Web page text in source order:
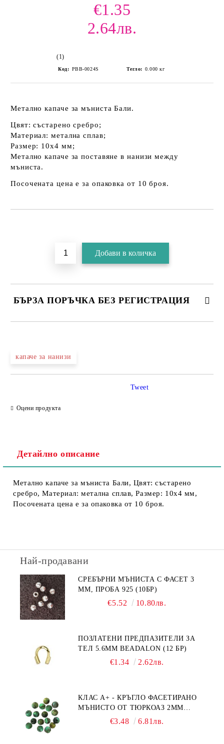
€1.35
2.64лв.
(1)
Код: PBB-0024S Тегло: 0.000 кг
Метално капаче за мъниста Бали.
Цвят: състарено сребро;
Материал: метална сплав;
Размер: 10х4 мм;
Метално капаче за поставяне в нанизи между
мъниста.
Посочената цена е за опаковка от 10 броя.
БЪРЗА ПОРЪЧКА БЕЗ РЕГИСТРАЦИЯ
капаче за нанизи
Оцени продукта
Tweet
Детайлно описание
Метално капаче за мъниста Бали, Цвят: състарено
сребро, Материал: метална сплав, Размер: 10х4 мм,
Посочената цена е за опаковка от 10 броя.
Най-продавани
СРЕБЪРНИ МЪНИСТА С ФАСЕТ 3
ММ, ПРОБА 925 (10БР)
€5.52 10.80лв.
ПОЗЛАТЕНИ ПРЕДПАЗИТЕЛИ ЗА
ТЕЛ 5.6ММ BEADALON (12 БР)
€1.34 2.62лв.
КЛАС А+ - КРЪГЛО ФАСЕТИРАНО
МЪНИСТО ОТ ТЮРКОАЗ 2ММ
€3.48 6.81лв.